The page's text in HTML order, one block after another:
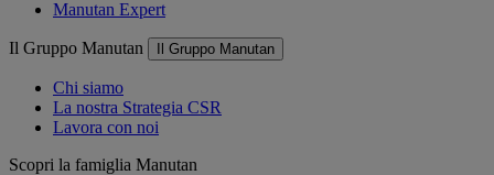
Manutan Expert
Il Gruppo Manutan Il Gruppo Manutan
Chi siamo
La nostra Strategia CSR
Lavora con noi
Scopri la famiglia Manutan